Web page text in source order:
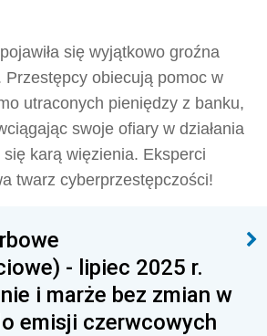
się wyjątkowo groźna
Przestępcy obiecują pomoc w
utraconych pieniędzy z banku,
swoje ofiary w działania
karą więzienia. Eksperci
twarz cyberprzestępczości!
- lipiec 2025 r.
i marże bez zmian w
emisji czerwcowych